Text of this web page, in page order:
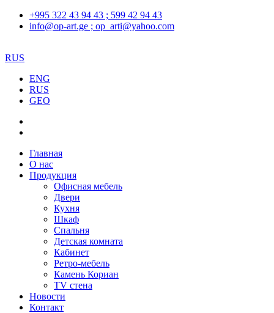
+995 322 43 94 43 ; 599 42 94 43
info@op-art.ge ; op_arti@yahoo.com
RUS
ENG
RUS
GEO
Главная
О нас
Продукция
Офисная мебель
Двери
Кухня
Шкаф
Спальня
Детская комната
Кабинет
Ретро-мебель
Камень Кориан
TV стена
Новости
Контакт